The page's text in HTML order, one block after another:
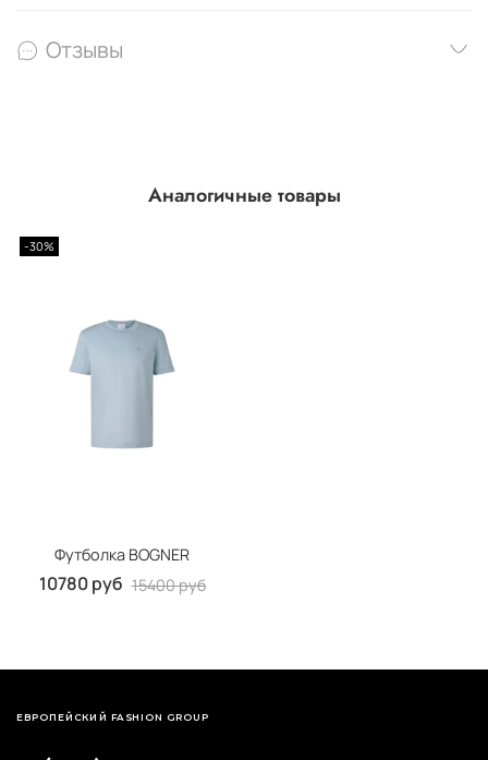
Отзывы
Аналогичные товары
-30%
Футболка BOGNER
10780 руб 15400 руб
ЕВРОПЕЙСКИЙ FASHION GROUP